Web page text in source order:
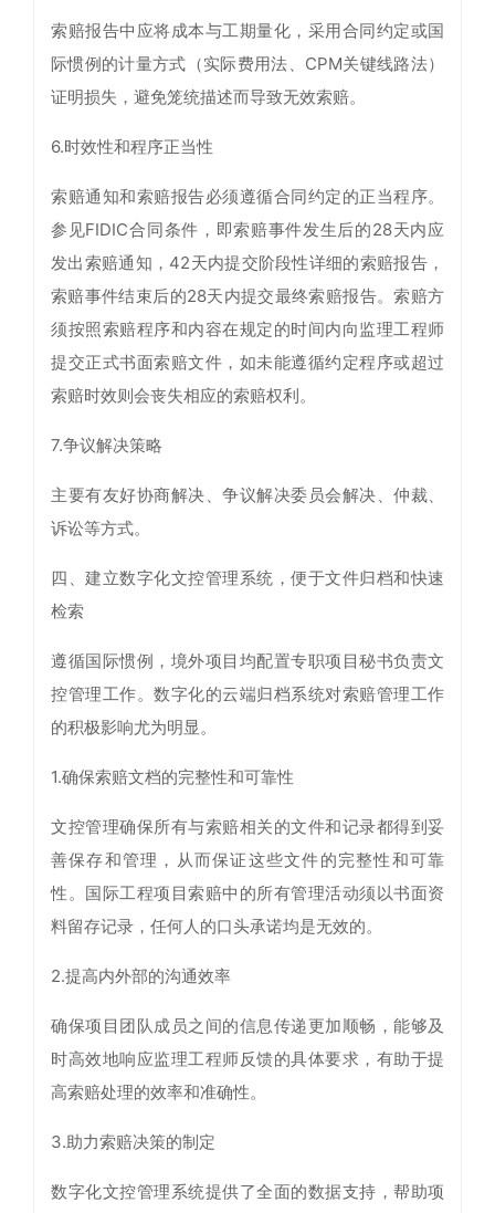
索赔报告中应将成本与工期量化，采用合同约定或国
际惯例的计量方式（实际费用法、CPM关键线路法）
证明损失，避免笼统描述而导致无效索赔。
6.时效性和程序正当性
索赔通知和索赔报告必须遵循合同约定的正当程序。
参见FIDIC合同条件，即索赔事件发生后的28天内应
发出索赔通知，42天内提交阶段性详细的索赔报告，
索赔事件结束后的28天内提交最终索赔报告。索赔方
须按照索赔程序和内容在规定的时间内向监理工程师
提交正式书面索赔文件，如未能遵循约定程序或超过
索赔时效则会丧失相应的索赔权利。
7.争议解决策略
主要有友好协商解决、争议解决委员会解决、仲裁、
诉讼等方式。
四、建立数字化文控管理系统，便于文件归档和快速
检索
遵循国际惯例，境外项目均配置专职项目秘书负责文
控管理工作。数字化的云端归档系统对索赔管理工作
的积极影响尤为明显。
1.确保索赔文档的完整性和可靠性
文控管理确保所有与索赔相关的文件和记录都得到妥
善保存和管理，从而保证这些文件的完整性和可靠
性。国际工程项目索赔中的所有管理活动须以书面资
料留存记录，任何人的口头承诺均是无效的。
2.提高内外部的沟通效率
确保项目团队成员之间的信息传递更加顺畅，能够及
时高效地响应监理工程师反馈的具体要求，有助于提
高索赔处理的效率和准确性。
3.助力索赔决策的制定
数字化文控管理系统提供了全面的数据支持，帮助项